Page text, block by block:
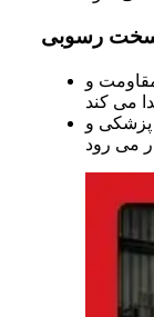
سخت رسوبی
و
پزشکی و